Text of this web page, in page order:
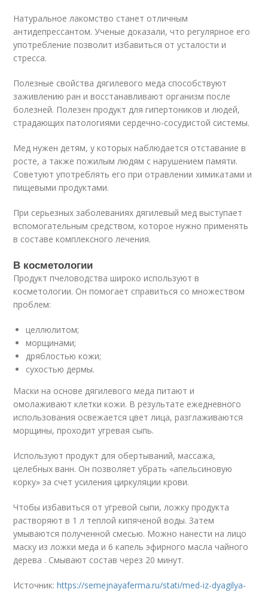
Натуральное лакомство станет отличным
антидепрессантом. Ученые доказали, что регулярное его
употребление позволит избавиться от усталости и
стресса.
Полезные свойства дягилевого меда способствуют
заживлению ран и восстанавливают организм после
болезней. Полезен продукт для гипертоников и людей,
страдающих патологиями сердечно-сосудистой системы.
Мед нужен детям, у которых наблюдается отставание в
росте, а также пожилым людям с нарушением памяти.
Советуют употреблять его при отравлении химикатами и
пищевыми продуктами.
При серьезных заболеваниях дягилевый мед выступает
вспомогательным средством, которое нужно применять
в составе комплексного лечения.
В косметологии
Продукт пчеловодства широко используют в
косметологии. Он помогает справиться со множеством
проблем:
целлюлитом;
морщинами;
дряблостью кожи;
сухостью дермы.
Маски на основе дягилевого меда питают и
омолаживают клетки кожи. В результате ежедневного
использования освежается цвет лица, разглаживаются
морщины, проходит угревая сыпь.
Используют продукт для обертываний, массажа,
целебных ванн. Он позволяет убрать «апельсиновую
корку» за счет усиления циркуляции крови.
Чтобы избавиться от угревой сыпи, ложку продукта
растворяют в 1 л теплой кипяченой воды. Затем
умываются полученной смесью. Можно нанести на лицо
маску из ложки меда и 6 капель эфирного масла чайного
дерева . Смывают состав через 20 минут.
Источник:https://semejnayaferma.ru/stati/med-iz-dyagilya-